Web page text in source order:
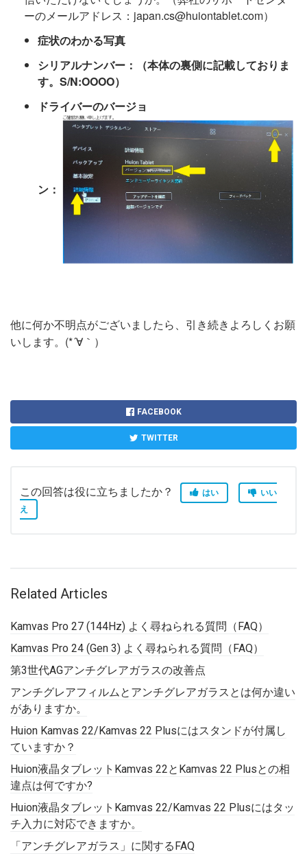
ーのメールアドレス：japan.cs@huiontablet.com）
症状のわかる写真
シリアルナンバー：（本体の裏側に記載しておりま
す。S/N:OOOO）
ドライバーのバージョ
ン：
他に何か不明点がございましたら、引き続きよろしくお願
いします。(*´∀｀）
FACEBOOK
TWITTER
この回答は役に立ちましたか？ はい
いい
え
Related Articles
Kamvas Pro 27 (144Hz) よく尋ねられる質問（FAQ）
Kamvas Pro 24 (Gen 3) よく尋ねられる質問（FAQ）
第3世代AGアンチグレアガラスの改善点
アンチグレアフィルムとアンチグレアガラスとは何か違い
がありますか。
Huion Kamvas 22/Kamvas 22 Plusにはスタンドが付属し
ていますか？
Huion液晶タブレットKamvas 22とKamvas 22 Plusとの相
違点は何ですか?
Huion液晶タブレットKamvas 22/Kamvas 22 Plusにはタッ
チ入力に対応できますか。
「アンチグレアガラス」に関するFAQ